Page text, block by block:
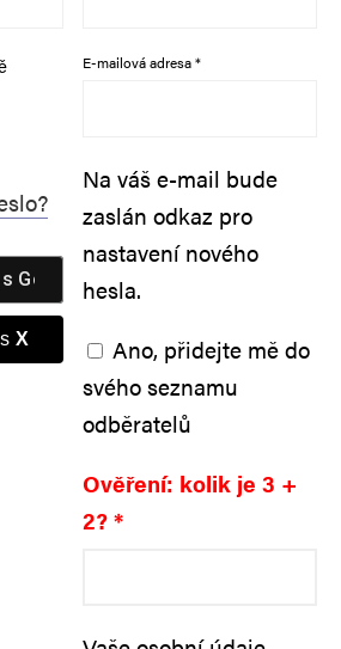
Google
X
E-mailová adresa*Povinné
Na váš e-mail bude
zaslán odkaz pro
nastavení nového
hesla.
Ano, přidejte mě do
svého seznamu
odběratelů
Ověření: kolik je 3 +
2?*